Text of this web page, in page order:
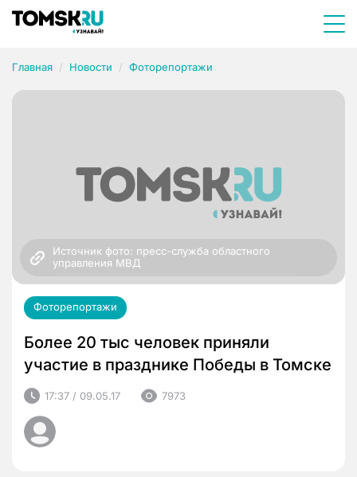
Главная Новости Фоторепортажи
Источник фото: пресс-служба областного
управления МВД
Фоторепортажи
Более 20 тыс человек приняли
участие в празднике Победы в Томске
17:37 / 09.05.17 7973